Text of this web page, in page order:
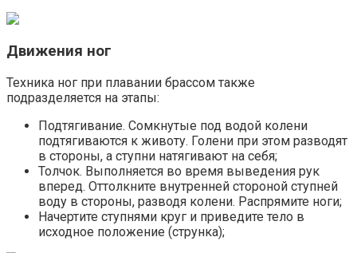
Движения ног
Техника ног при плавании брассом также
подразделяется на этапы:
Подтягивание. Сомкнутые под водой колени
подтягиваются к животу. Голени при этом разводят
в стороны, а ступни натягивают на себя;
Толчок. Выполняется во время выведения рук
вперед. Оттолкните внутренней стороной ступней
воду в стороны, разводя колени. Распрямите ноги;
Начертите ступнями круг и приведите тело в
исходное положение (струнка);